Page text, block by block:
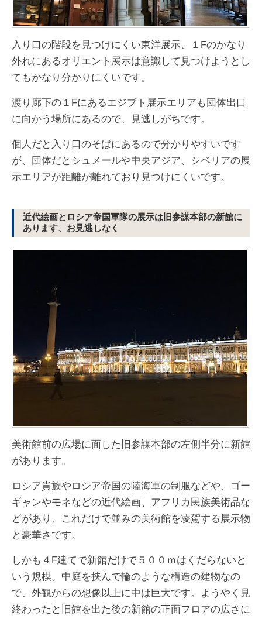
入り口の階段を見つけにくい東洋展示、１Fのかなり
外れにあるオリエント展示は意識して見つけようとし
てもかなり分かりにくいです。
渡り廊下の１Fにあるエジプト展示エリアも団体出口
に向かう場所にあるので、見逃しがちです。
個人だと入り口のそばにあるので分かりやすいです
が、団体だとシュメールや中央アジア、シベリアの展
示エリアが距離が離れており見つけにくいです。
近代絵画とロシア帝国軍隊の展示は旧参謀本部の新館に
あります、お見逃しなく
美術館前の広場に面した旧参謀本部の左側半分に新館
があります。
ロシア貴族やロシア帝国の陸海軍の制服などや、ゴー
ギャンやモネなどの近代絵画、アフリカ民族美術品な
どがあり、これだけで並みの美術館を凌駕する展示物
と豪華さです。
しかも４F建てで新館だけで５００ｍはくだらないと
いう規模。中庭を挟んで輪のような構造の建物なの
で、外観からの想像以上に中は巨大です。ようやく見
終わったと旧館を出た後の新館の正面フロアの広さに